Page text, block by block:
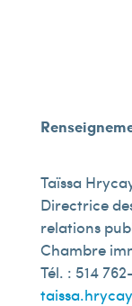
Taïssa
Directrice
relations
Chambre
Tél. : 514